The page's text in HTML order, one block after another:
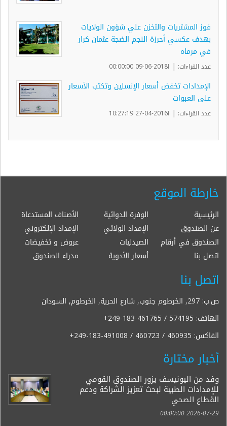
فوز المشتريات والتخزن علي شؤون الولايات
بهدف عكسي أحرزة النجم الضجة عثمان كرار
في مرماه
عدد القراءات: | ا2018-06-09 00:00:00
الإمدادات تخفض أسعار الإنسلين وتكتب الأسعار
على العبوات
عدد القراءات: | ا2016-04-27 10:27:19
خارطة الموقع
الرئيسية الوفرة الدوائية
الأصناف المستدعاة
عن الصندوق
الإمداد الولائي
الإمداد الإلكتروني
الصندوق في أرقام
الصيدليات
عروض و تخفيضات
اتصل بنا
أسعار الأدوية مدراء الصندوق
اتصل بنا
ص.ب: 297, الخرطوم جنوب, شارع الحرية, الخرطوم, السودان
الهاتف: +249-183-461765 / 574195
الفاكس: +249-183-491008 / 460723 / 460935
أخبار مختارة
وفد من اليونيسف يزور الصندوق القومي
للإمدادات الطبية لبحث تعزيز الشراكة ودعم
القطاع الصحي
2026-07-29 00:00:00